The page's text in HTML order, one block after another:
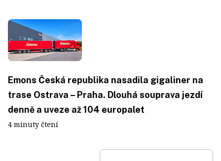
Emons Česká republika nasadila gigaliner na
trase Ostrava – Praha. Dlouhá souprava jezdí
denně a uveze až 104 europalet
4 minuty čtení